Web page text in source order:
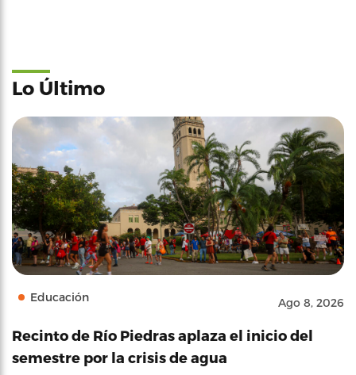
Lo Último
Educación Ago 8, 2026
Recinto de Río Piedras aplaza el inicio del
semestre por la crisis de agua